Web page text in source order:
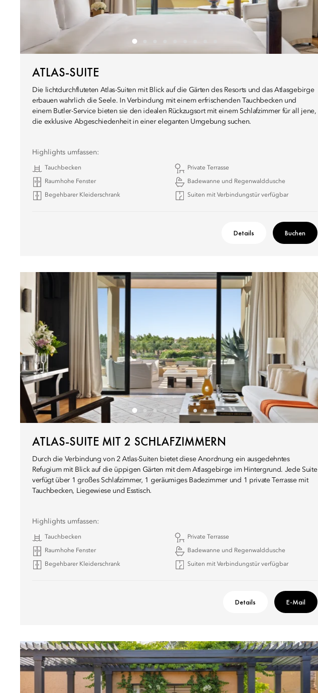
ATLAS-SUITE
Die lichtdurchfluteten Atlas-Suiten mit Blick auf die Gärten des Resorts und das Atlasgebirge
erbauen wahrlich die Seele. In Verbindung mit einem erfrischenden Tauchbecken und
einem Butler-Service bieten sie den idealen Rückzugsort mit einem Schlafzimmer für all jene,
die exklusive Abgeschiedenheit in einer eleganten Umgebung suchen.
Highlights umfassen:
Tauchbecken Private Terrasse
Raumhohe Fenster Badewanne und Regenwalddusche
Begehbarer Kleiderschrank Suiten mit Verbindungstür verfügbar
Details Buchen
ATLAS-SUITE MIT 2 SCHLAFZIMMERN
Durch die Verbindung von 2 Atlas-Suiten bietet diese Anordnung ein ausgedehntes
Refugium mit Blick auf die üppigen Gärten mit dem Atlasgebirge im Hintergrund. Jede Suite
verfügt über 1 großes Schlafzimmer, 1 geräumiges Badezimmer und 1 private Terrasse mit
Tauchbecken, Liegewiese und Esstisch.
Highlights umfassen:
Tauchbecken Private Terrasse
Raumhohe Fenster Badewanne und Regenwalddusche
Begehbarer Kleiderschrank Suiten mit Verbindungstür verfügbar
Details E-Mail